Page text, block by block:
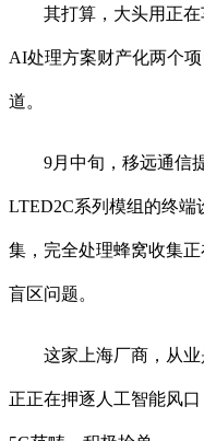
其打算，大头用正在
AI处理方案财产化两个
道。
9月中旬，移远通信
LTED2C系列模组的终
集，完全处理蜂窝收集
盲区问题。
这家上海厂商，从业
正正在押逐人工智能风